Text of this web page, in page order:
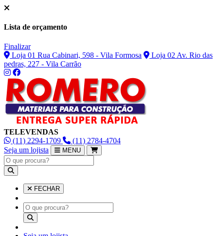
Lista de orçamento
Finalizar
Loja 01 Rua Cabinari, 598 - Vila Formosa
Loja 02 Av. Rio das
pedras, 227 - Vila Carrão
TELEVENDAS
(11) 2294-1709
(11) 2784-4704
Seja um lojista
MENU
FECHAR